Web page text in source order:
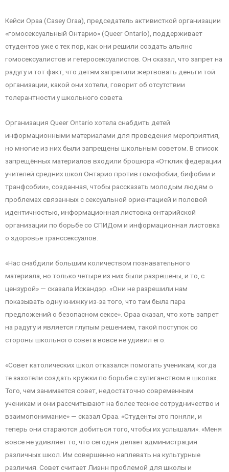
Кейси Ораа (Casey Oraa), председатель активисткой организации
«гомосексуальный Онтарио» (Queer Ontario), поддерживает
студентов уже с тех пор, как они решили создать альянс
гомосексуалистов и гетеросексуалистов. Он сказал, что запрет на
радугу и тот факт, что детям запретили жертвовать деньги той
организации, какой они хотели, говорит об отсутствии
толерантности у школьного совета.
Организация Queer Ontario хотела снабдить детей
информационными материалами для проведения мероприятия,
но многие из них были запрещены школьным советом. В список
запрещённых материалов входили брошюра «Отклик федерации
учителей средних школ Онтарио против гомофобии, бифобии и
транфсобии», созданная, чтобы рассказать молодым людям о
проблемах связанных с сексуальной ориентацией и половой
идентичностью, информационная листовка онтарийской
организации по борьбе со СПИДом и информационная листовка
о здоровье транссексуалов.
«Нас снабдили большим количеством познавательного
материала, но только четыре из них были разрешены, и то, с
цензурой» — сказала Искандэр. «Они не разрешили нам
показывать одну книжку из-за того, что там была пара
предложений о безопасном сексе». Ораа сказал, что хоть запрет
на радугу и является глупым решением, такой поступок со
стороны школьного совета вовсе не удивил его.
«Совет католических школ отказался помогать ученикам, когда
те захотели создать кружки по борьбе с хулиганством в школах.
Того, чем занимается совет, недостаточно современным
ученикам и они рассчитывают на более тесное сотрудничество и
взаимопонимание» — сказал Ораа. «Студенты это поняли, и
теперь они стараются добиться того, чтобы их услышали». «Меня
вовсе не удивляет то, что сегодня делает администрация
различных школ. Им совершенно наплевать на культурные
различия. Совет считает Лиэнн проблемой для школы и